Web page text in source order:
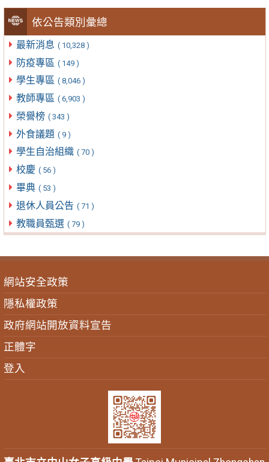
依公告類別彙總
最新消息 ( 10,328 )
防疫專區 ( 149 )
學生專區 ( 8,046 )
教師專區 ( 6,903 )
榮譽榜 ( 343 )
外食議題 ( 9 )
學生自治組織 ( 70 )
校慶 ( 56 )
畢典 ( 53 )
退休人員公告 ( 71 )
教職員甄選 ( 79 )
網站安全政策
隱私權政策
政府網站開放資料宣告
正體字
登入